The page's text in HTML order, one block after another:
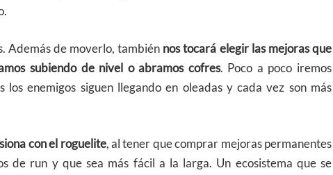
Además de moverlo, también nos tocará elegir las mejoras que
subiendo de nivel o abramos cofres. Poco a poco iremos
enemigos siguen llegando en oleadas y cada vez son más
con el roguelite, al tener que comprar mejoras permanentes
de run y que sea más fácil a la larga. Un ecosistema que se